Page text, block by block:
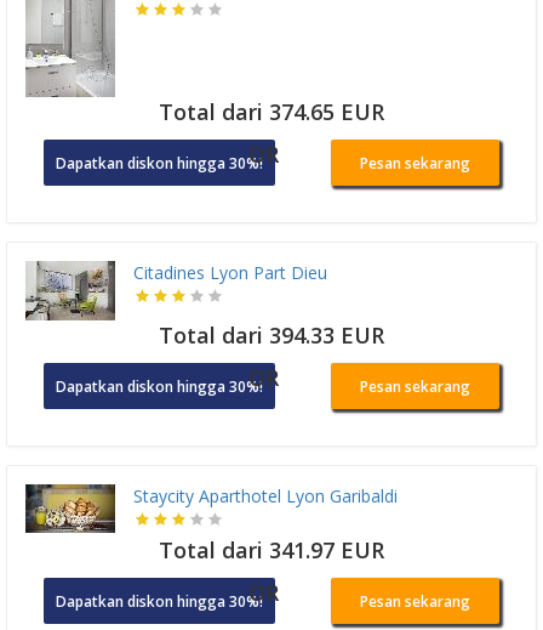
Total dari 374.65 EUR
Dapatkan diskon hingga 30%!OR Pesan sekarang
Citadines Lyon Part Dieu
Total dari 394.33 EUR
Dapatkan diskon hingga 30%!OR Pesan sekarang
Staycity Aparthotel Lyon Garibaldi
Total dari 341.97 EUR
Dapatkan diskon hingga 30%!OR Pesan sekarang